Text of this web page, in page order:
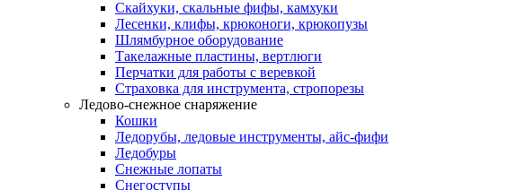
Скайхуки, скальные фифы, камхуки
Лесенки, клифы, крюконоги, крюкопузы
Шлямбурное оборудование
Такелажные пластины, вертлюги
Перчатки для работы с веревкой
Страховка для инструмента, стропорезы
Ледово-снежное снаряжение
Кошки
Ледорубы, ледовые инструменты, айс-фифи
Ледобуры
Снежные лопаты
Снегоступы